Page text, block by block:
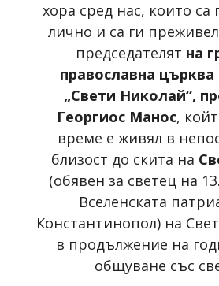
хора сред нас, които са
лично и са ги
председателят на
православна
„Свети Николай“,
Георгиос Манос,
време е живял в
близост до скита на
(обявен за светец на
Вселенската
Константинопол) на
в продължение на
общуване със